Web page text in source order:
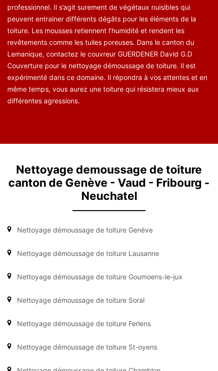
professionnel. Il s’agit surement de végétaux nuisibles qui
peuvent entrainer différents dégâts pour les éléments de la
toiture. Les mousses retiennent l’humidité et rendent les
revêtements comme les tuiles poreuses. Dans le canton du
Lemanique, contactez le couvreur GUERDENER David G.D
Couverture pour le nettoyage démoussage de toiture. Il est
expérimenté dans ce domaine. Il répondra à vos attentes et en
même temps, vous aurez une toiture qui résistera mieux aux
différentes agressions.
Nettoyage demoussage de toiture
canton de Genève - Vaud - Fribourg -
Neuchatel
Nettoyage démoussage de toiture Genève
Nettoyage démoussage de toiture Lausanne
Nettoyage démoussage de toiture Goumoens-le-jux
Nettoyage démoussage de toiture Soral
Nettoyage démoussage de toiture Ferlens
Nettoyage démoussage de toiture St-oyens